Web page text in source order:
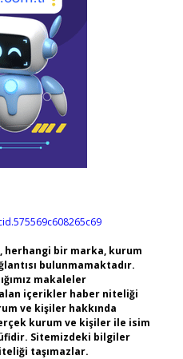
herhangi bir marka, kurum
bulunmamaktadır.
makaleler
içerikler haber niteliği
ve kişiler hakkında
kurum ve kişiler ile isim
Sitemizdeki bilgiler
taşımazlar.